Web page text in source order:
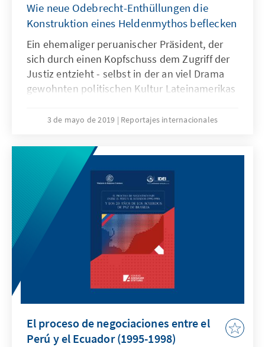
Wie neue Odebrecht-Enthüllungen die
Konstruktion eines Heldenmythos beflecken
Ein ehemaliger peruanischer Präsident, der
sich durch einen Kopfschuss dem Zugriff der
Justiz entzieht - selbst in der an viel Drama
gewohnten politischen Kultur Lateinamerikas
ein. Während die Anhänger Alan Garcías im
Heldenmythos zu konstruieren suchten,
geraten sie durch neue Geständnisse aus dem
Umfeld des Verstorbenen in die Defensive.
Jenseits aller Verschwörungstheorien holt der
Schatten der Korruption den polarisierenden
Staatsmann in den beiden Wochen nach
seinem Tod ein. Unabhängig davon, wie direkt
dieser Schatten letztlich auf ihn fallen wird,
dürfte es noch einige Zeit brauchen, bis Peru
zumindest in Ansätzen wieder zur politischen
Normalität zurückfinden kann.
3 de mayo de 2019 Reportajes internacionales
El proceso de negociaciones entre el
Perú y el Ecuador (1995-1998)